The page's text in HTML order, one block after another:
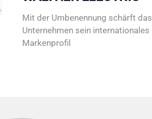
Mit der Umbenennung schärft das
Unternehmen sein internationales
Markenprofil